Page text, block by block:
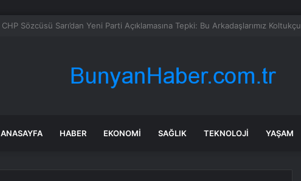
Adres kullanmanın yasak olduğu şehir: Ambulans yolu bulamıyor, kargo gitmiyor
ANASAYFA HABER EKONOMI SAĞLIK TEKNOLOJI YAŞAM